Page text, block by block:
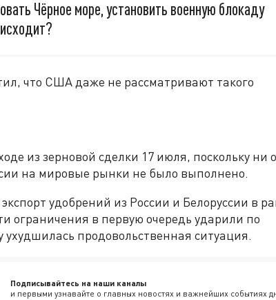
Чёрное море, установить военную блокаду
что США даже не рассматривают такого
из зерновой сделки 17 июля, поскольку ни
на мировые рынки не было выполнено.
удобрений из России и Белоруссии в
ограничения в первую очередь ударили по
продовольственная ситуация.
Подписывайтесь на наши каналы
и первыми узнавайте о главных новостях и важнейших событиях